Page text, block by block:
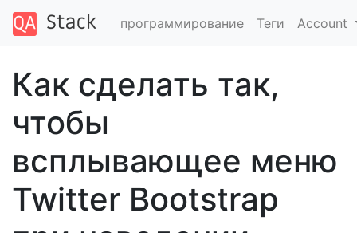
программирование Теги Account
Как сделать так,
чтобы
всплывающее меню
Twitter Bootstrap